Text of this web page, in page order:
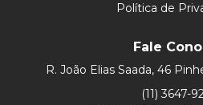
Política de
Fale
R. João Elias Saada, 46
(11) 3647-